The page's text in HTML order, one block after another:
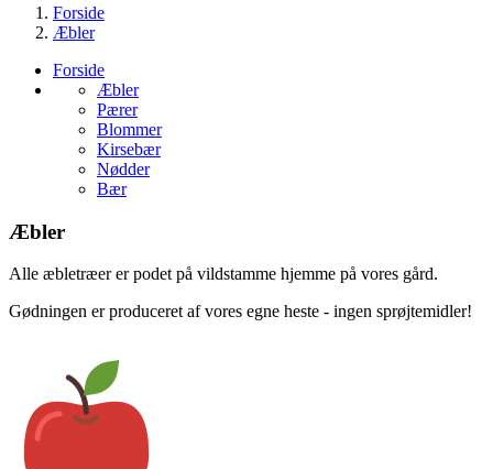
Forside
Æbler
Forside
Æbler
Pærer
Blommer
Kirsebær
Nødder
Bær
Æbler
Alle æbletræer er podet på vildstamme hjemme på vores gård.
Gødningen er produceret af vores egne heste - ingen sprøjtemidler!